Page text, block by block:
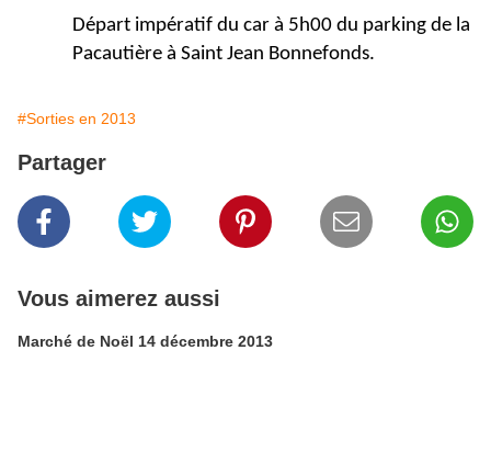
Départ impératif du car à 5h00 du parking de la
Pacautière à Saint Jean Bonnefonds.
#Sorties en 2013
Partager
Vous aimerez aussi
Marché de Noël 14 décembre 2013